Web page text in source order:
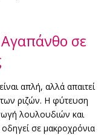
σε
απλή, αλλά απαιτεί
ριζών. Η φύτευση
λουλουδιών και
σε μακροχρόνια